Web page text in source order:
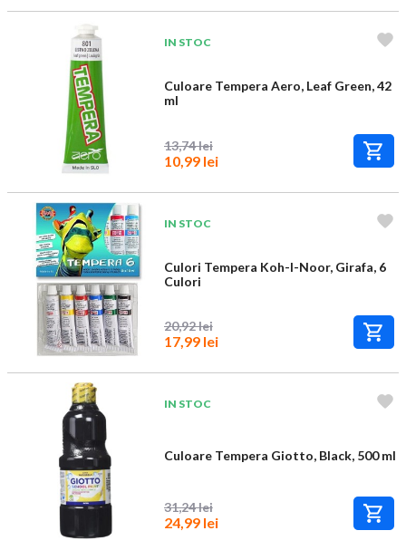
IN STOC
Culoare Tempera Aero, Leaf Green, 42
ml
13,74 lei
10,99 lei
IN STOC
Culori Tempera Koh-I-Noor, Girafa, 6
Culori
20,92 lei
17,99 lei
IN STOC
Culoare Tempera Giotto, Black, 500 ml
31,24 lei
24,99 lei